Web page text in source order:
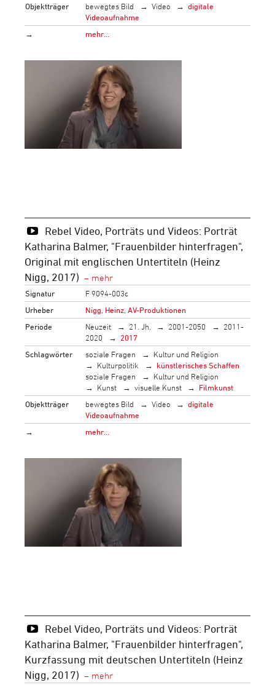
Objektträger
bewegtes Bild Video
digitale
Videoaufnahme
→
mehr…
Rebel Video, Porträts und Videos: Porträt
Katharina Balmer, "Frauenbilder hinterfragen",
Original mit englischen Untertiteln (Heinz
Nigg, 2017)
Signatur
F 9094-003c
Urheber
Nigg, Heinz, AV-Produktionen
Periode
Neuzeit 21. Jh. 2001-2050
2011-
2020
2017
Schlagwörter
soziale Fragen
Kultur und Religion
Kulturpolitik
künstlerisches Schaffen
soziale Fragen
Kultur und Religion
Kunst
visuelle Kunst
Filmkunst
Objektträger
bewegtes Bild Video
digitale
Videoaufnahme
→
mehr…
Rebel Video, Porträts und Videos: Porträt
Katharina Balmer, "Frauenbilder hinterfragen",
Kurzfassung mit deutschen Untertiteln (Heinz
Nigg, 2017)